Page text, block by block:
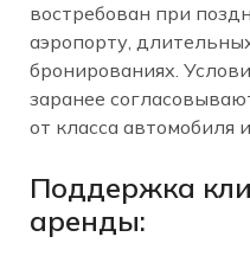
востребован при
аэропорту,
бронированиях.
заранее
от класса автомобиля
Поддержка
аренды: